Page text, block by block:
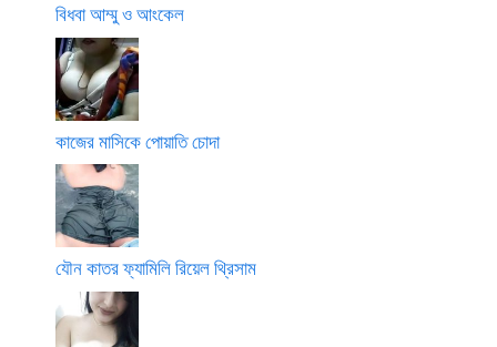
বিধবা আম্মু ও আংকেল
কাজের মাসিকে পোয়াতি চোদা
যৌন কাতর ফ্যামিলি রিয়েল থ্রিসাম